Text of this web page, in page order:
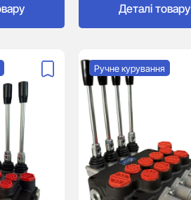
Деталі товару
Ручне курування